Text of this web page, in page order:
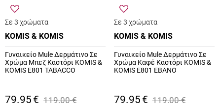
Σε 3 χρώματα
KOMIS & KOMIS
Γυναικείο Mule Δερμάτινο Σε
Χρώμα Μπεζ Καστόρι KOMIS &
KOMIS E801 TABACCO
79.95 € 119.00 €
Σε 3 χρώματα
KOMIS & KOMIS
Γυναικείο Mule Δερμάτινο Σε
Χρώμα Καφέ Καστόρι KOMIS &
KOMIS E801 EBANO
79.95 € 119.00 €